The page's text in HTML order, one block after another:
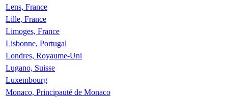
Lens, France
Lille, France
Limoges, France
Lisbonne, Portugal
Londres, Royaume-Uni
Lugano, Suisse
Luxembourg
Monaco, Principauté de Monaco